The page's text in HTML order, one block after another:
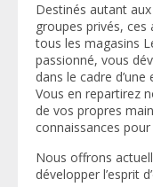
Destinés autant aux
groupes privés,
tous les magasins
passionné, vous
dans le cadre
Vous en repartirez
de vos propres
connaissances
Nous offrons
développer l’esprit